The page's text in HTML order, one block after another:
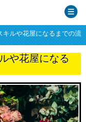
キルや花屋になるまでの流
や花屋になる